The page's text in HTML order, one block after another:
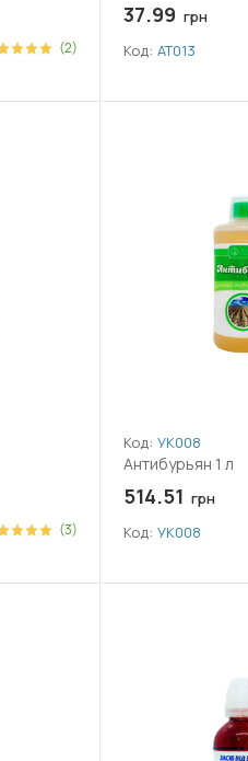
(2)
37.99 грн
Код: АТ013
(3)
Код: УК008
Антибурьян 1 л
514.51 грн
Код: УК008